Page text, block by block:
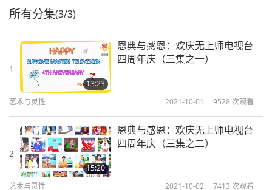
所有分集(3/3)
1
13:23
恩典与感恩：欢庆无上师电视台
四周年庆（三集之一）
艺术与灵性 2021-10-01 9528 次观看
2
15:20
恩典与感恩：欢庆无上师电视台
四周年庆（三集之二）
艺术与灵性 2021-10-02 7413 次观看